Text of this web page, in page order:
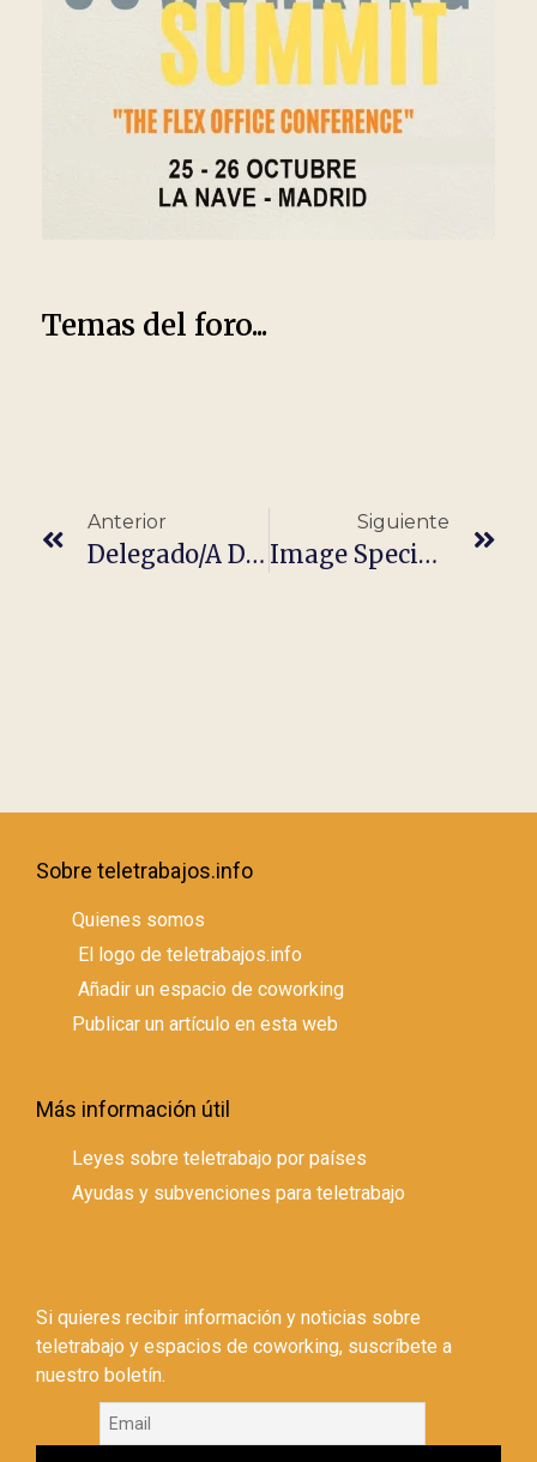
Temas del foro...
Anterior
Delegado/a De Ventas De Endoscopia (Madrid)
Siguiente
Image Specialist (Freelance/ Part Time)
Sobre teletrabajos.info
Quienes somos
El logo de teletrabajos.info
Añadir un espacio de coworking
Publicar un artículo en esta web
Más información útil
Leyes sobre teletrabajo por países
Ayudas y subvenciones para teletrabajo
Si quieres recibir información y noticias sobre
teletrabajo y espacios de coworking, suscríbete a
nuestro boletín.